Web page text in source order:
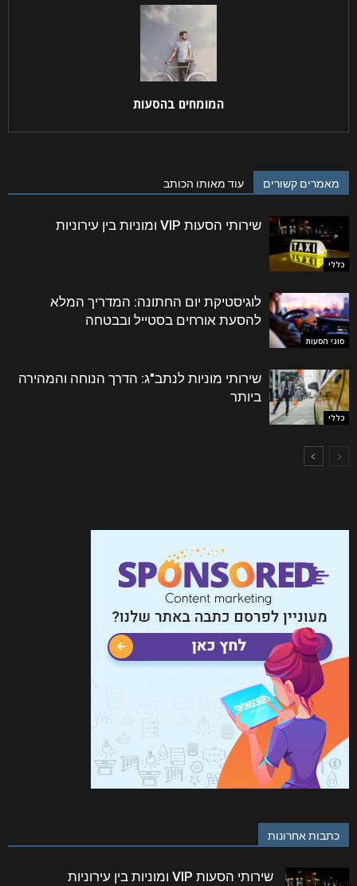
המומחים בהסעות
מאמרים קשורים עוד מאותו הכותב
כללי
שירותי הסעות VIP ומוניות בין עירוניות
סוגי הסעות
לוגיסטיקת יום החתונה: המדריך המלא
להסעת אורחים בסטייל ובבטחה
כללי
שירותי מוניות לנתב"ג: הדרך הנוחה והמהירה
ביותר
כתבות אחרונות
שירותי הסעות VIP ומוניות בין עירוניות